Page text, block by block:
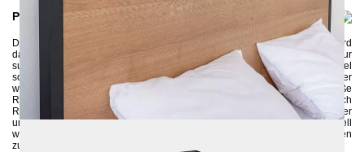
Produktinformationen
Das
wird in Handarbeit gefertigt und jedes Stück wird
dank der natürlichen Baumkante zu einem Unikat. Das Bett ist nicht nur
super gemütlich und komfortabel, es ist auch sehr praktisch. Der Himmel
sorgt für Gemütlichkeit und Geborgenheit, die besonders im Schlafzimmer
wichtig sind. Das in Handarbeit gefertigte Himmelbett passt perfekt in große
Räume und verleiht jedem Schlafzimmer mit ein wenig Stoff einen Hauch
Romantik. Das Himmelbett wird aus Eichenholz und Metall gefertigt, der
umweltschonend pulverbeschichtet wird. Das stabile und robuste Bettgestell
wird zerlegt geliefert und kann
ohne großes handwerkliches Wissen
zusammengebaut werden.